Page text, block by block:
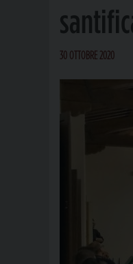
30 OTTOBRE 2020